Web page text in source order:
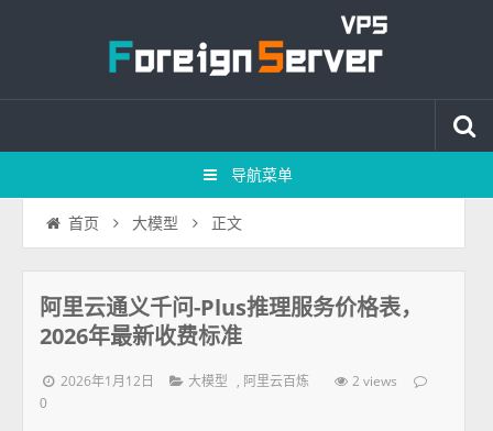
导航菜单
首页 大模型 正文
阿里云通义千问-Plus推理服务价格表，
2026年最新收费标准
2026年1月12日 大模型 , 阿里云百炼 2 views
0